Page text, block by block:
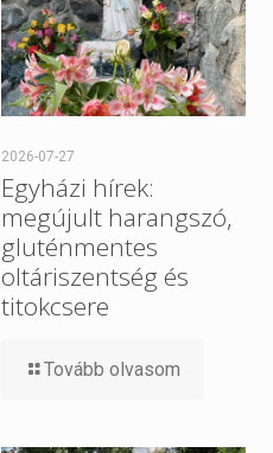
2026-07-27
Egyházi hírek:
megújult harangszó,
gluténmentes
oltáriszentség és
titokcsere
Tovább olvasom